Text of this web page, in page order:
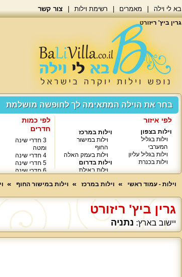
בא לי וילה מאמרים רשימת וילות צור קשר
גרין ביץ' ריזורט
בחר את הוילה המתאימה לך לחופשה מושלמת
לפי איזור
וילות בצפון
וילות בגליל
המערבי
וילות בגליל עליון
וילות בכנרת
וילות במרכז
וילות במישור
החוף
וילות בעמק האלה
וילות בדרום
וילות באילת
לפי כמות
חדרים
3 חדרי שינה
ומטה
4 חדרי שינה
5 חדרי שינה
6 חדרי שינה
וילות - עמוד ראשי
וילות במרכז וילות במישור החוף
גרין ביץ' ריזורט
יישוב בארץ: נתניה